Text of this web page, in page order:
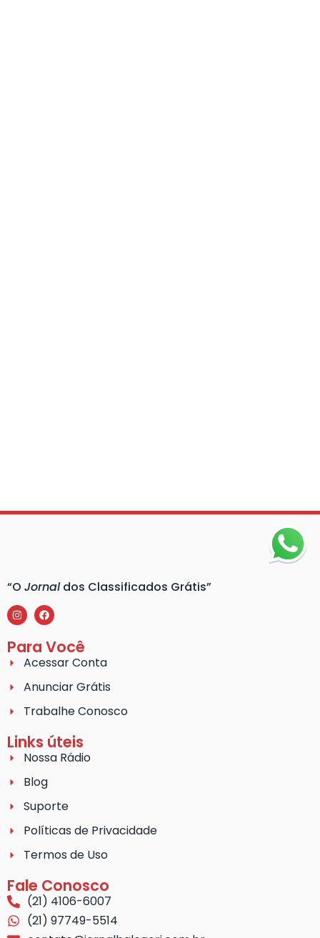
“O Jornaldos Classificados Grátis”
Para Você
Acessar Conta
Anunciar Grátis
Trabalhe Conosco
Links úteis
Nossa Rádio
Blog
Suporte
Políticas de Privacidade
Termos de Uso
Fale Conosco
(21) 4106-6007
(21) 97749-5514